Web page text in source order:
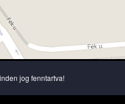
jog fenntartva!